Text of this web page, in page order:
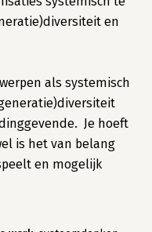
en
als systemisch
Je hoeft
is het van belang
en mogelijk